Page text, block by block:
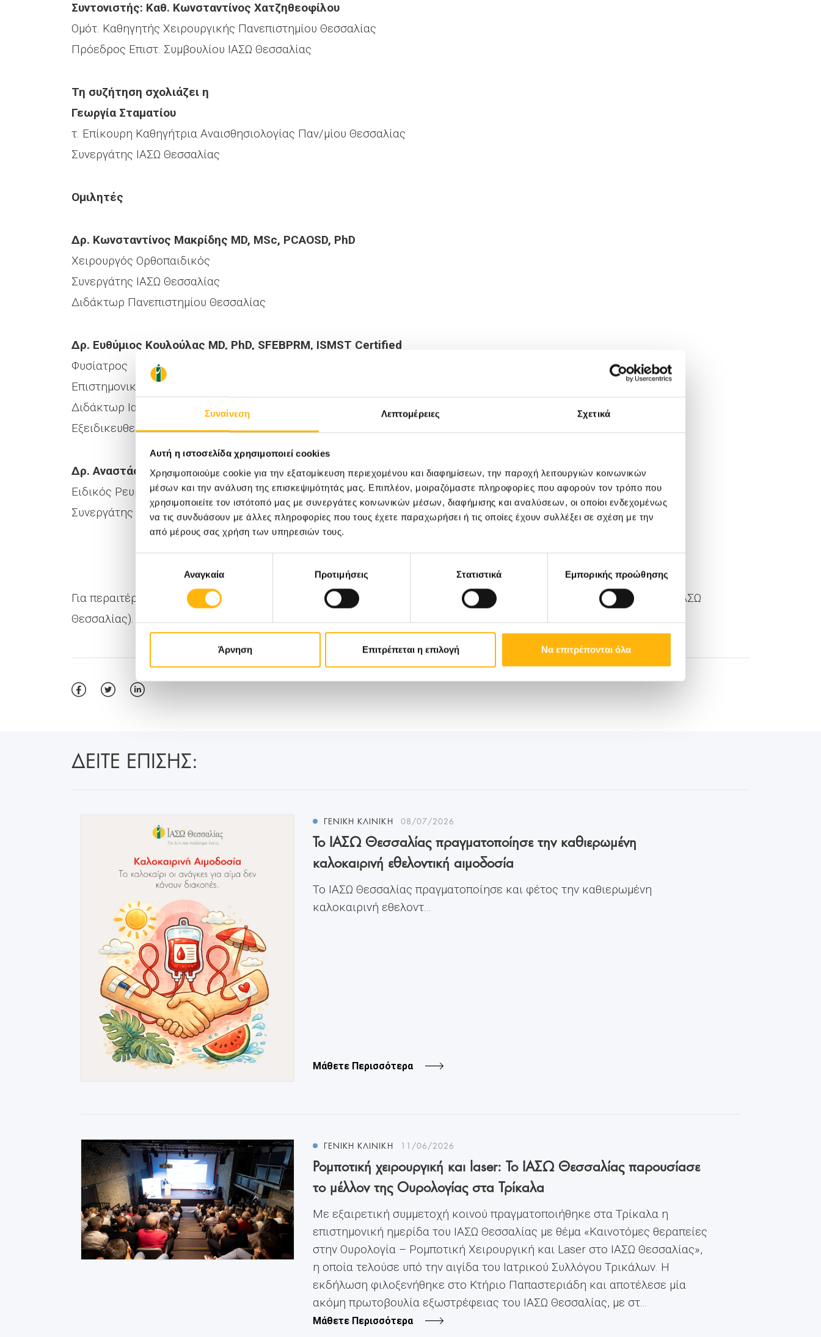
Συναίνεση Λεπτομέρειες Σχετικά
Αυτή η ιστοσελίδα χρησιμοποιεί cookies
Χρησιμοποιούμε cookie για την εξατομίκευση περιεχομένου και διαφημίσεων, την παροχή λειτουργιών κοινωνικών
μέσων και την ανάλυση της επισκεψιμότητάς μας. Επιπλέον, μοιραζόμαστε πληροφορίες που αφορούν τον τρόπο που
χρησιμοποιείτε τον ιστότοπό μας με συνεργάτες κοινωνικών μέσων, διαφήμισης και αναλύσεων, οι οποίοι ενδεχομένως
να τις συνδυάσουν με άλλες πληροφορίες που τους έχετε παραχωρήσει ή τις οποίες έχουν συλλέξει σε σχέση με την
από μέρους σας χρήση των υπηρεσιών τους.
συγκατάθεσηςΑναγκαία Προτιμήσεις Στατιστικά Εμπορικής προώθησης
Άρνηση Επιτρέπεται η επιλογή Να επιτρέπονται όλα
Συντονιστής: Καθ. Κωνσταντίνος Χατζηθεοφίλου
Ομότ. Καθηγητής Χειρουργικής Πανεπιστημίου Θεσσαλίας
Πρόεδρος Επιστ. Συμβουλίου ΙΑΣΩ Θεσσαλίας
Τη συζήτηση σχολιάζει η
Γεωργία Σταματίου
τ. Επίκουρη Καθηγήτρια Αναισθησιολογίας Παν/μίου Θεσσαλίας
Συνεργάτης ΙΑΣΩ Θεσσαλίας
Ομιλητές
Δρ. Κωνσταντίνος Μακρίδης MD, MSc, PCAOSD, PhD
Χειρουργός Ορθοπαιδικός
Συνεργάτης ΙΑΣΩ Θεσσαλίας
Διδάκτωρ Πανεπιστημίου Θεσσαλίας
Δρ. Ευθύμιος Κουλούλας MD, PhD, SFEBPRM, ISMST Certified
Φυσίατρος
Επιστημονικά Υπεύθυνος Τμήματος Φυσικής Ιατρικής & Αποκατάστασης ΙΑΣΩ Θεσσαλίας
Διδάκτωρ Ιατρικής Σχολής ΕΚΠΑ
Εξειδικευθείς στη διαχείρηση Πόνου, RIC, USA
Δρ. Αναστάσιος Κοτρώτσιος MD, PhD
Ειδικός Ρευματολόγος – Γηρίατρος – Γεροντολόγος
Συνεργάτης ΙΑΣΩ Θεσσαλίας
Για περαιτέρω πληροφορίες μπορείτε να επικοινωνήσετε στο τηλέφωνο: 2410 996110 (Τμήμα Marketing and Sales ΙΑΣΩ
Θεσσαλίας).
ΔΕΙΤΕ ΕΠΙΣΗΣ:
ΓΕΝΙΚΗ ΚΛΙΝΙΚΗ 08/07/2026
Το ΙΑΣΩ Θεσσαλίας πραγματοποίησε την καθιερωμένη
καλοκαιρινή εθελοντική αιμοδοσία
Το ΙΑΣΩ Θεσσαλίας πραγματοποίησε και φέτος την καθιερωμένη
καλοκαιρινή εθελοντ...
Μάθετε Περισσότερα
ΓΕΝΙΚΗ ΚΛΙΝΙΚΗ 11/06/2026
Ρομποτική χειρουργική και laser: Το ΙΑΣΩ Θεσσαλίας παρουσίασε
το μέλλον της Ουρολογίας στα Τρίκαλα
Με εξαιρετική συμμετοχή κοινού πραγματοποιήθηκε στα Τρίκαλα η
επιστημονική ημερίδα του ΙΑΣΩ Θεσσαλίας με θέμα «Καινοτόμες θεραπείες
στην Ουρολογία – Ρομποτική Χειρουργική και Laser στο ΙΑΣΩ Θεσσαλίας»,
η οποία τελούσε υπό την αιγίδα του Ιατρικού Συλλόγου Τρικάλων. Η
εκδήλωση φιλοξενήθηκε στο Κτήριο Παπαστεριάδη και αποτέλεσε μία
ακόμη πρωτοβουλία εξωστρέφειας του ΙΑΣΩ Θεσσαλίας, με στ...
Μάθετε Περισσότερα